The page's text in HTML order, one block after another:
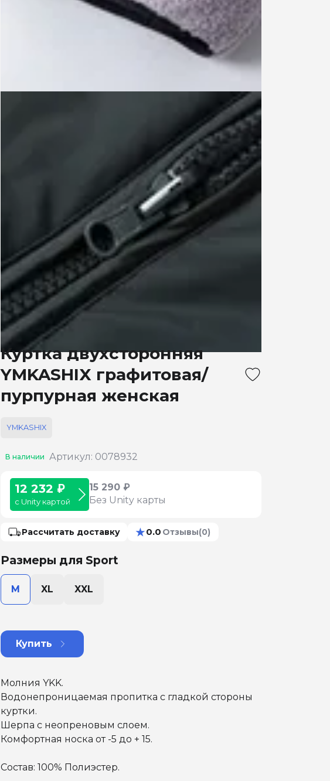
Куртка двухсторонняя
YMKASHIX графитовая/
пурпурная женская
YMKASHIX
В наличии Артикул: 0078932
12 232 ₽
с Unity картой
15 290 ₽
Без Unity карты
Рассчитать доставку ★0.0 Отзывы(0)
Размеры для Sport
M XL XXL
Купить
Молния YKK.
Водонепроницаемая пропитка с гладкой стороны
куртки.
Шерпа с неопреновым слоем.
Комфортная носка от -5 до + 15.
Состав: 100% Полиэстер.